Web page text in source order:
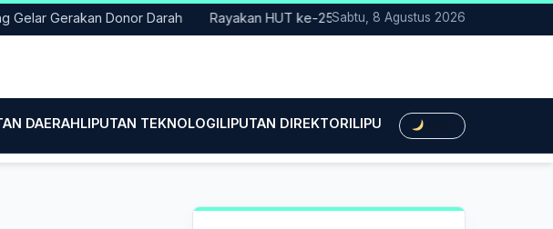
Gerakan Donor Darah Rayakan HUT ke-25, Partai Demokrat Bali Lakukan Aksi Nyata
Sabtu, 8 Agustus 2026
DAERAHLIPUTAN TEKNOLOGILIPUTAN DIREKTORILIPUTAN HUKUMLIPUTAN